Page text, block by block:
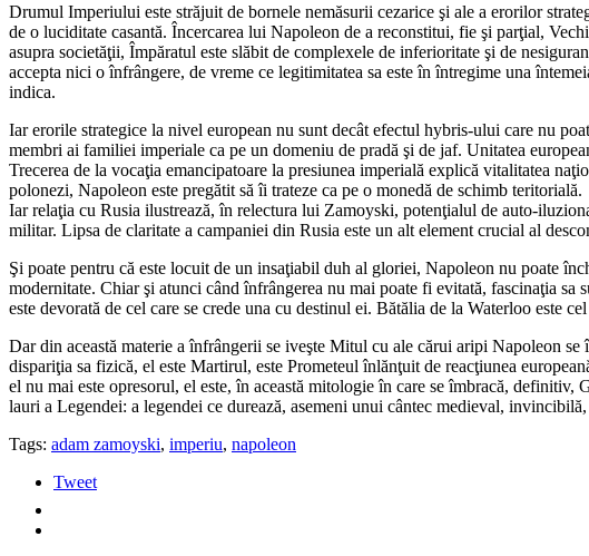
Drumul Imperiului este străjuit de bornele nemăsurii cezarice şi ale a erorilor
de o luciditate casantă. Încercarea lui Napoleon de a reconstitui, fie şi parţial,
asupra societăţii, Împăratul este slăbit de complexele de inferioritate şi de
accepta nici o înfrângere, de vreme ce legitimitatea sa este în întregime una
indica.
Iar erorile strategice la nivel european nu sunt decât efectul hybris-ului care nu
membri ai familiei imperiale ca pe un domeniu de pradă şi de jaf. Unitatea
Trecerea de la vocaţia emancipatoare la presiunea imperială explică vitalitatea
polonezi, Napoleon este pregătit să îi trateze ca pe o monedă de schimb teritorială.
Iar relaţia cu Rusia ilustrează, în relectura lui Zamoyski, potenţialul de auto-
militar. Lipsa de claritate a campaniei din Rusia este un alt element crucial al
Şi poate pentru că este locuit de un insaţiabil duh al gloriei, Napoleon nu poate
modernitate. Chiar şi atunci când înfrângerea nu mai poate fi evitată, fascinaţia
este devorată de cel care se crede una cu destinul ei. Bătălia de la Waterloo este
Dar din această materie a înfrângerii se iveşte Mitul cu ale cărui aripi Napoleon
dispariţia sa fizică, el este Martirul, este Prometeul înlănţuit de reacţiunea
el nu mai este opresorul, el este, în această mitologie în care se îmbracă,
lauri a Legendei: a legendei ce durează, asemeni unui cântec medieval, invincibilă,
Tags: adam zamoyski, imperiu, napoleon
Tweet